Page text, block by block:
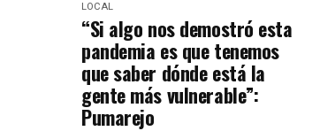
LOCAL
“Si algo nos demostró esta
pandemia es que tenemos
que saber dónde está la
gente más vulnerable”:
Pumarejo